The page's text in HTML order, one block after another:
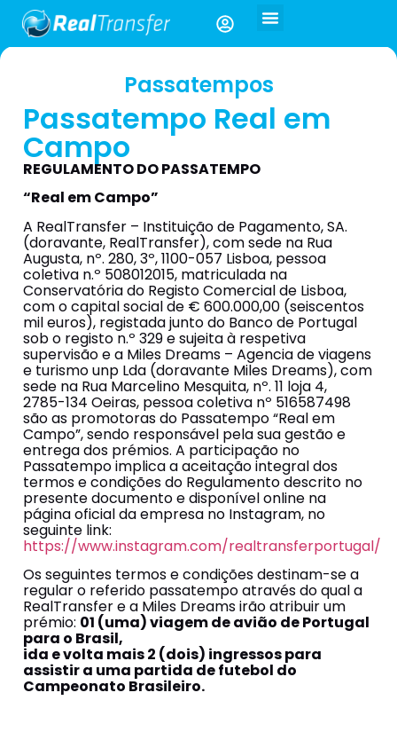
Passatempos
Passatempo Real em
Campo
REGULAMENTO DO PASSATEMPO
“Real em Campo”
A RealTransfer – Instituição de Pagamento, SA.
(doravante, RealTransfer), com sede na Rua
Augusta, nº. 280, 3º, 1100-057 Lisboa, pessoa
coletiva n.º 508012015, matriculada na
Conservatória do Registo Comercial de Lisboa,
com o capital social de € 600.000,00 (seiscentos
mil euros), registada junto do Banco de Portugal
sob o registo n.º 329 e sujeita à respetiva
supervisão e a Miles Dreams – Agencia de viagens
e turismo unp Lda (doravante Miles Dreams), com
sede na Rua Marcelino Mesquita, nº. 11 loja 4,
2785-134 Oeiras, pessoa coletiva nº 516587498
são as promotoras do Passatempo “Real em
Campo”, sendo responsável pela sua gestão e
entrega dos prémios. A participação no
Passatempo implica a aceitação integral dos
termos e condições do Regulamento descrito no
presente documento e disponível online na
página oficial da empresa no Instagram, no
seguinte link:
https://www.instagram.com/realtransferportugal/
Os seguintes termos e condições destinam-se a
regular o referido passatempo através do qual a
RealTransfer e a Miles Dreams irão atribuir um
prémio: 01 (uma) viagem de avião de Portugal
para o Brasil,
ida e volta mais 2 (dois) ingressos para
assistir a uma partida de futebol do
Campeonato Brasileiro.